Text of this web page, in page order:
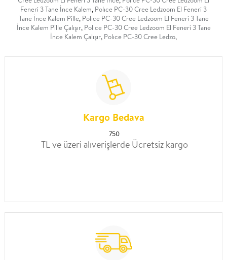
Feneri 3 Tane İnce Kalem, Polıce PC-30 Cree Ledzoom El Feneri 3
Tane İnce Kalem Pille, Polıce PC-30 Cree Ledzoom El Feneri 3 Tane
İnce Kalem Pille Çalışır, Polıce PC-30 Cree Ledzoom El Feneri 3 Tane
İnce Kalem Çalışır, Polıce PC-30 Cree Ledzo,
Kargo Bedava
750
TL ve üzeri alıverişlerde Ücretsiz kargo